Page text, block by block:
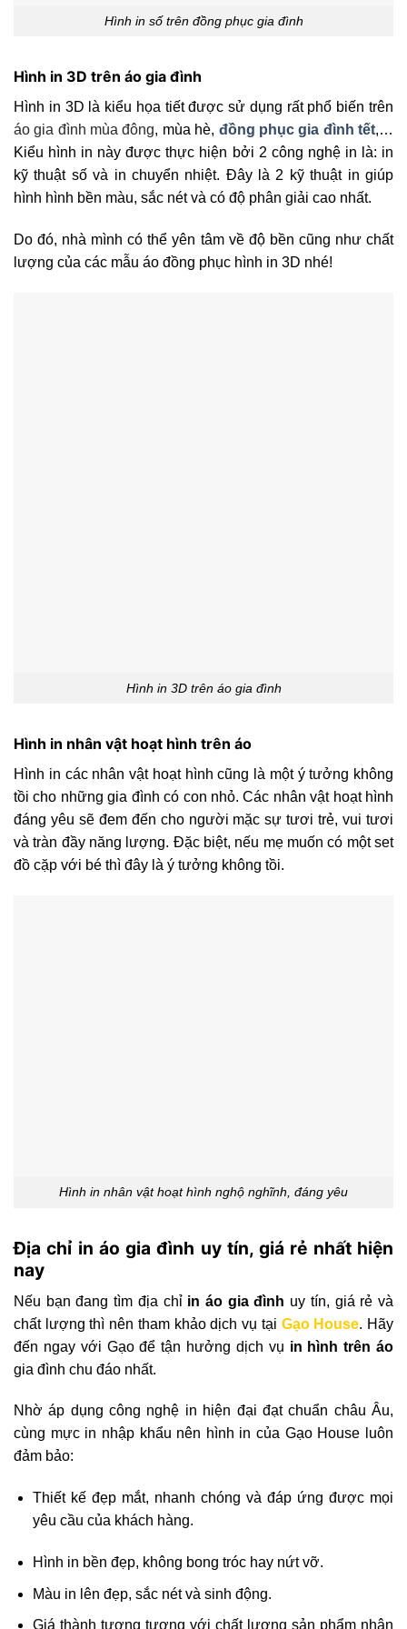
Hình in số trên đồng phục gia đình
Hình in 3D trên áo gia đình
Hình in 3D là kiểu họa tiết được sử dụng rất phổ biến trên
áo gia đình mùa đông, mùa hè, đồng phục gia đình tết,…
Kiểu hình in này được thực hiện bởi 2 công nghệ in là: in
kỹ thuật số và in chuyển nhiệt. Đây là 2 kỹ thuật in giúp
hình hình bền màu, sắc nét và có độ phân giải cao nhất.
Do đó, nhà mình có thể yên tâm về độ bền cũng như chất
lượng của các mẫu áo đồng phục hình in 3D nhé!
Hình in 3D trên áo gia đình
Hình in nhân vật hoạt hình trên áo
Hình in các nhân vật hoạt hình cũng là một ý tưởng không
tồi cho những gia đình có con nhỏ. Các nhân vật hoạt hình
đáng yêu sẽ đem đến cho người mặc sự tươi trẻ, vui tươi
và tràn đầy năng lượng. Đặc biệt, nếu mẹ muốn có một set
đồ cặp với bé thì đây là ý tưởng không tồi.
Hình in nhân vật hoạt hình nghộ nghĩnh, đáng yêu
Địa chỉ in áo gia đình uy tín, giá rẻ nhất hiện
nay
Nếu bạn đang tìm địa chỉ in áo gia đình uy tín, giá rẻ và
chất lượng thì nên tham khảo dịch vụ tại Gạo House. Hãy
đến ngay với Gạo để tận hưởng dịch vụ in hình trên áo
gia đình chu đáo nhất.
Nhờ áp dụng công nghệ in hiện đại đạt chuẩn châu Âu,
cùng mực in nhập khẩu nên hình in của Gạo House luôn
đảm bảo:
Thiết kế đẹp mắt, nhanh chóng và đáp ứng được mọi
yêu cầu của khách hàng.
Hình in bền đẹp, không bong tróc hay nứt vỡ.
Màu in lên đẹp, sắc nét và sinh động.
Giá thành tương tương với chất lượng sản phẩm nhận